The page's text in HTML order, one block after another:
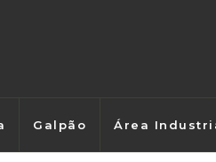
Galpão Área